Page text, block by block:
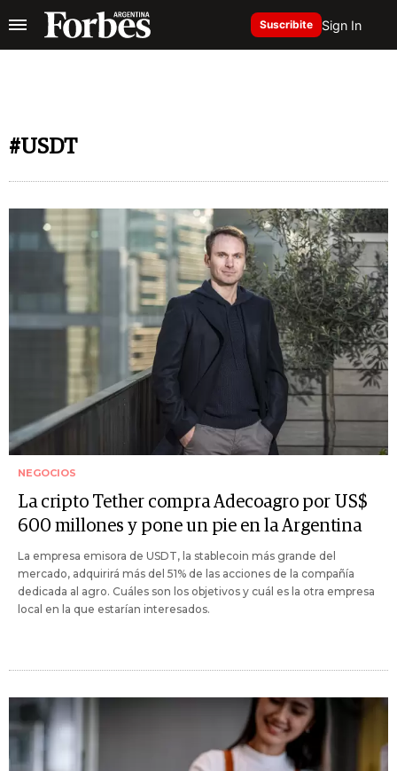
Suscribite Sign In
#USDT
NEGOCIOS
La cripto Tether compra Adecoagro por US$
600 millones y pone un pie en la Argentina
La empresa emisora de USDT, la stablecoin más grande del
mercado, adquirirá más del 51% de las acciones de la compañía
dedicada al agro. Cuáles son los objetivos y cuál es la otra empresa
local en la que estarían interesados.